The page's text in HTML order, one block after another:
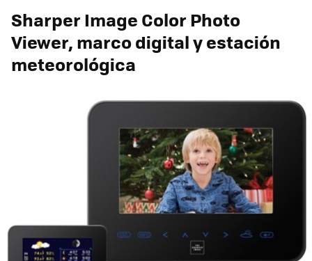
Sharper Image Color Photo
Viewer, marco digital y estación
meteorológica